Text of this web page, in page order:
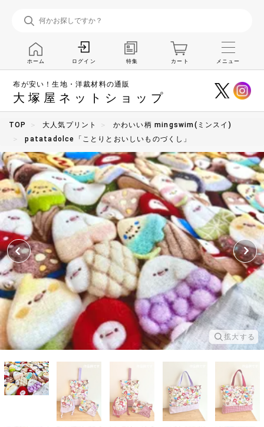
布が安い！生地・洋裁材料の通販
大塚屋ネットショップ
ホーム ログイン 特集 カート メニュー
TOP 大人気プリント
かわいい柄 mingswim(ミンスイ)
patatadolce「ことりとおいしいものづくし」
拡大する